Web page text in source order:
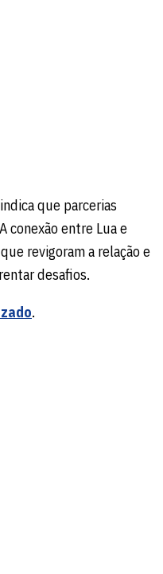
que parcerias
conexão entre Lua e
revigoram a relação e
desafios.
.